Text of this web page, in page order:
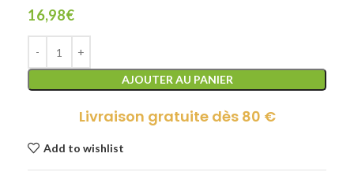
16,98€
AJOUTER AU PANIER
Livraison gratuite dès 80 €
Add to wishlist